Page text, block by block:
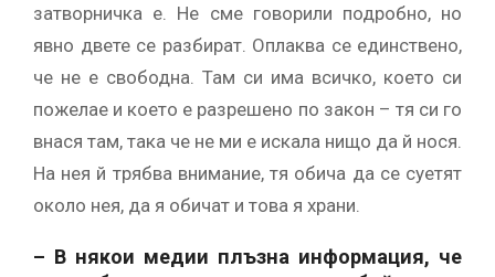
затворничка е. Не сме говорили подробно, но
явно двете се разбират. Оплаква се единствено,
че не е свободна. Там си има всичко, което си
пожелае и което е разрешено по закон – тя си го
внася там, така че не ми е искала нищо да й нося.
На нея й трябва внимание, тя обича да се суетят
около нея, да я обичат и това я храни.
– В някои медии плъзна информация, че